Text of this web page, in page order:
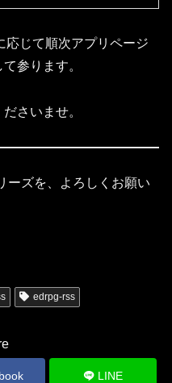
応じて順次アプリページ
参ります。
さいませ。
ーズを、よろしくお願い
edrpg-rss
LINE